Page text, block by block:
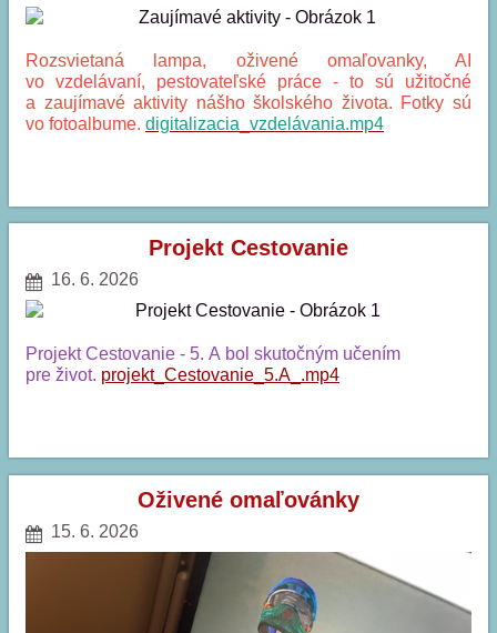
Rozsvietaná lampa, oživené omaľovanky, AI
vo vzdelávaní, pestovateľské práce - to sú užitočné
a zaujímavé aktivity nášho školského života. Fotky sú
vo fotoalbume. digitalizacia_vzdelávania.mp4
AKTIVITY:
Projekt Cestovanie
16. 6. 2026
Projekt Cestovanie - 5. A bol skutočným učením
pre život. projekt_Cestovanie_5.A_.mp4
CESTOVANIE:
Oživené omaľovánky
15. 6. 2026